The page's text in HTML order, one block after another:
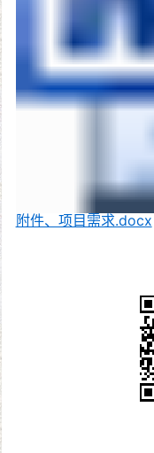
附件、项目需求.docx